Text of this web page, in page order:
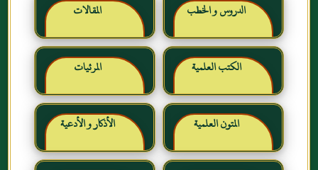
الدروس و الخطب المقالات
الكتب العلمية المرئيات
المتون العلمية الأذكار و الأدعية